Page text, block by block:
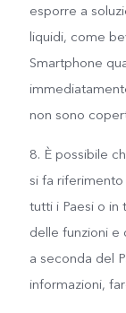
esporre a
liquidi, come
Smartphone
non sono
8. È possibile
si fa
tutti i Paesi o
delle funzioni
a seconda del
informazioni,